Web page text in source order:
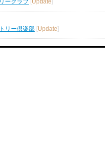
ークラブ [Update]
リー倶楽部 Update